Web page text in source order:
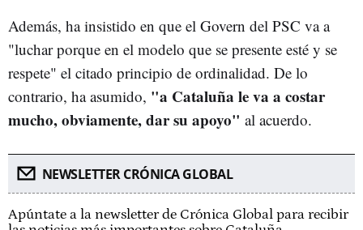
Además, ha insistido en que el Govern del PSC va a
"luchar porque en el modelo que se presente esté y se
respete" el citado principio de ordinalidad. De lo
contrario, ha asumido, "a Cataluña le va a costar
mucho, obviamente, dar su apoyo" al acuerdo.
NEWSLETTER CRÓNICA GLOBAL
Apúntate a la newsletter de Crónica Global para recibir